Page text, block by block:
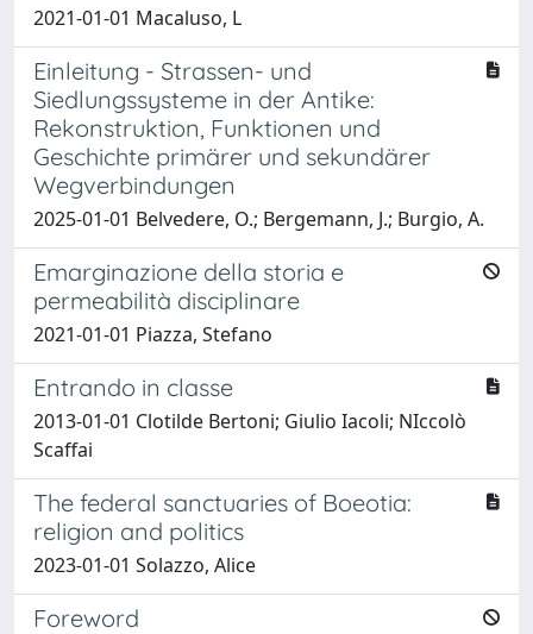
2021-01-01 Macaluso, L
Einleitung - Strassen- und
Siedlungssysteme in der Antike:
Rekonstruktion, Funktionen und
Geschichte primärer und sekundärer
Wegverbindungen
2025-01-01 Belvedere, O.; Bergemann, J.; Burgio, A.
Emarginazione della storia e
permeabilità disciplinare
2021-01-01 Piazza, Stefano
Entrando in classe
2013-01-01 Clotilde Bertoni; Giulio Iacoli; NIccolò
Scaffai
The federal sanctuaries of Boeotia:
religion and politics
2023-01-01 Solazzo, Alice
Foreword